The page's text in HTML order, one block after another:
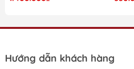
nổi tiếng như:
Hướng dẫn khách hàng